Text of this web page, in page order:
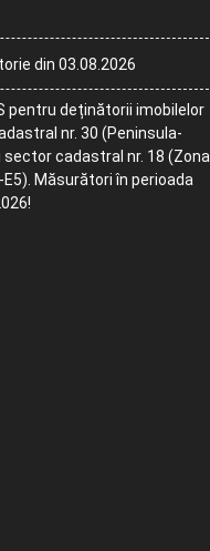
din 03.08.2026
pentru deținătorii imobilelor
nr. 30 (Peninsula-
cadastral nr. 18 (Zona
Măsurători în perioada